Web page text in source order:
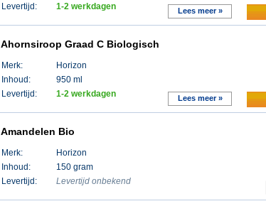
Levertijd:
1-2 werkdagen Lees meer »
Ahornsiroop Graad C Biologisch
Merk:
Horizon
Inhoud:
950 ml
Levertijd:
1-2 werkdagen Lees meer »
Amandelen Bio
Merk:
Horizon
Inhoud:
150 gram
Levertijd:
Levertijd onbekend